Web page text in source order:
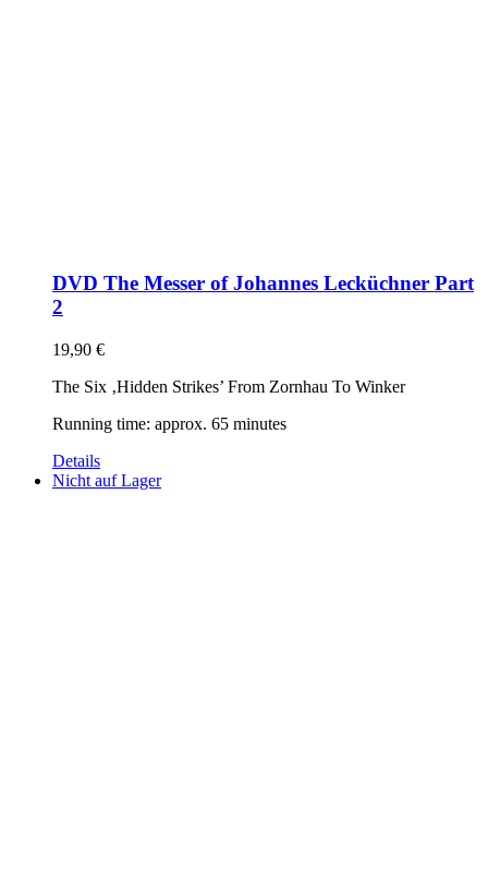
DVD The Messer of Johannes Lecküchner Part
2
19,90 €
The Six ‚Hidden Strikes’ From Zornhau To Winker
Running time: approx. 65 minutes
Details
Nicht auf Lager